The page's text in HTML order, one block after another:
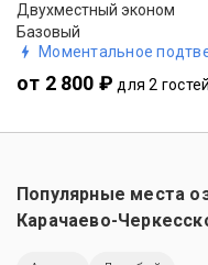
Двухместный эконом
Базовый
Моментальное
от 2 800 ₽ для 2 гостей
Популярные места
Карачаево-